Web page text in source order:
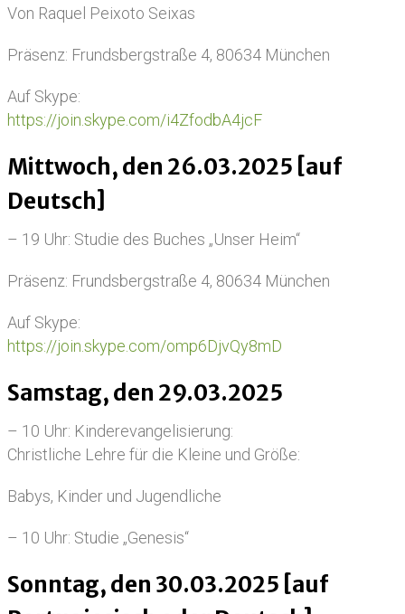
Von Raquel Peixoto Seixas
Präsenz: Frundsbergstraße 4, 80634 München
Auf Skype:
https://join.skype.com/i4ZfodbA4jcF
Mittwoch, den 26.03.2025 [auf
Deutsch]
– 19 Uhr: Studie des Buches „Unser Heim“
Präsenz: Frundsbergstraße 4, 80634 München
Auf Skype:
https://join.skype.com/omp6DjvQy8mD
Samstag, den 29.03.2025
– 10 Uhr: Kinderevangelisierung:
Christliche Lehre für die Kleine und Größe:
Babys, Kinder und Jugendliche
– 10 Uhr: Studie „Genesis“
Sonntag, den 30.03.2025 [auf